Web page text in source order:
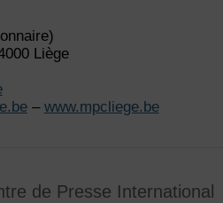
Liège
– www.mpcliege.be
de Presse International